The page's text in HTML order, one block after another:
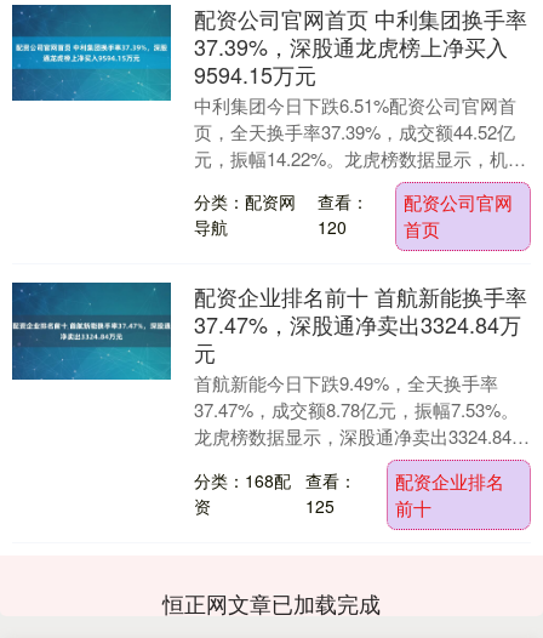
配资公司官网首页 中利集团换手率
37.39%，深股通龙虎榜上净买入
9594.15万元
中利集团今日下跌6.51%配资公司官网首
页，全天换手率37.39%，成交额44.52亿
元，振幅14.22%。龙虎榜数据显示，机构
净卖出3330.20万元，深股通....
分类：配资网
导航
查看：
120
配资公司官网
首页
配资企业排名前十 首航新能换手率
37.47%，深股通净卖出3324.84万
元
首航新能今日下跌9.49%，全天换手率
37.47%，成交额8.78亿元，振幅7.53%。
龙虎榜数据显示，深股通净卖出3324.84万
元，营业部席位合计净买入14....
分类：168配
资
查看：
125
配资企业排名
前十
恒正网文章已加载完成